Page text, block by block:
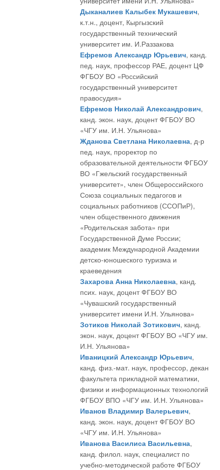
Дыканалиев Калыбек Мукашевич,
к.т.н., доцент, Кыргызский
государственный технический
университет им. И.Раззакова
Ефремов Александр Юрьевич, канд.
пед. наук, профессор РАЕ, доцент ЦФ
ФГБОУ ВО «Российский
государственный университет
правосудия»
Ефремов Николай Александрович,
канд. экон. наук, доцент ФГБОУ ВО
«ЧГУ им. И.Н. Ульянова»
Жданова Светлана Николаевна, д-р
пед. наук, проректор по
образовательной деятельности ФГБОУ
ВО «Гжельский государственный
университет», член Общероссийского
Союза социальных педагогов и
социальных работников (ССОПиР),
член общественного движения
«Родительская забота» при
Государственной Думе России;
академик Международной Академии
детско-юношеского туризма и
краеведения
Захарова Анна Николаевна, канд.
псих. наук, доцент ФГБОУ ВО
«Чувашский государственный
университет имени И.Н. Ульянова»
Зотиков Николай Зотикович, канд.
экон. наук, доцент ФГБОУ ВО «ЧГУ им.
И.Н. Ульянова»
Иваницкий Александр Юрьевич,
канд. физ.-мат. наук, профессор, декан
факультета прикладной математики,
физики и информационных технологий
ФГБОУ ВПО «ЧГУ им. И.Н. Ульянова»
Иванов Владимир Валерьевич,
канд. экон. наук, доцент ФГБОУ ВО
«ЧГУ им. И.Н. Ульянова»
Иванова Василиса Васильевна,
канд. филол. наук, специалист по
учебно-методической работе ФГБОУ